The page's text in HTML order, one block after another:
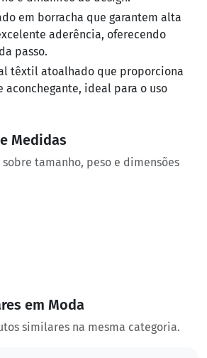
em borracha que garantem alta
aderência, oferecendo
passo.
têxtil atoalhado que proporciona
aconchegante, ideal para o uso
Medidas
tamanho, peso e dimensões
em Moda
similares na mesma categoria.